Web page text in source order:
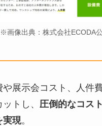
※画像出典：株式会社ECODA
や展示会コスト、人件
トし、 圧倒的なコス
実現。